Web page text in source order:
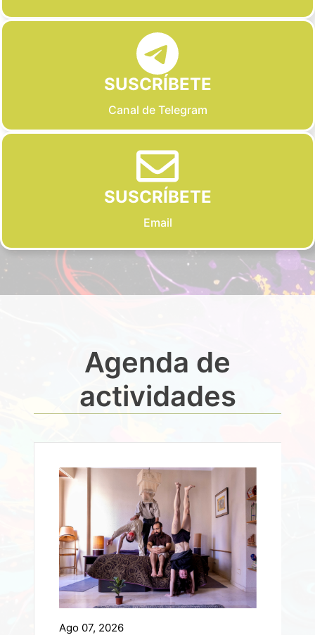
SUSCRÍBETE
Canal de Telegram
SUSCRÍBETE
Email
Agenda de
actividades
Ago 07, 2026